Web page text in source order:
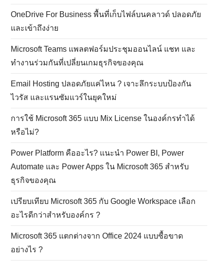
OneDrive For Business พื้นที่เก็บไฟล์บนคลาวด์ ปลอดภัย
และเข้าถึงง่าย
Microsoft Teams แพลตฟอร์มประชุมออนไลน์ แชท และ
ทำงานร่วมกันที่เปลี่ยนเกมธุรกิจของคุณ
Email Hosting ปลอดภัยแค่ไหน ? เจาะลึกระบบป้องกัน
ไวรัส และแรนซัมแวร์ในยุคใหม่
การใช้ Microsoft 365 แบบ Mix License ในองค์กรทำได้
หรือไม่?
Power Platform คืออะไร? แนะนำ Power BI, Power
Automate และ Power Apps ใน Microsoft 365 สำหรับ
ธุรกิจของคุณ
เปรียบเทียบ Microsoft 365 กับ Google Workspace เลือก
อะไรดีกว่าสำหรับองค์กร ?
Microsoft 365 แตกต่างจาก Office 2024 แบบซื้อขาด
อย่างไร ?